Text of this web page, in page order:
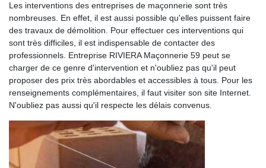
Les interventions des entreprises de maçonnerie sont très
nombreuses. En effet, il est aussi possible qu'elles puissent faire
des travaux de démolition. Pour effectuer ces interventions qui
sont très difficiles, il est indispensable de contacter des
professionnels. Entreprise RIVIERA Maçonnerie 59 peut se
charger de ce genre d'intervention et n'oubliez pas qu'il peut
proposer des prix très abordables et accessibles à tous. Pour les
renseignements complémentaires, il faut visiter son site Internet.
N'oubliez pas aussi qu'il respecte les délais convenus.